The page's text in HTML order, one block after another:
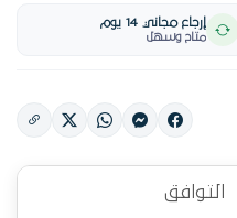
إرجاع مجاني 14 يوم
متاح وسهل
التوافق